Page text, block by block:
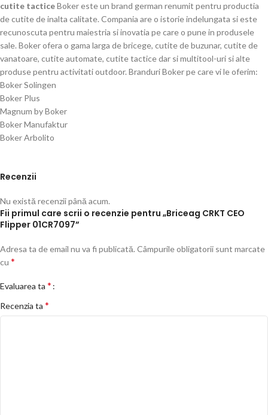
cutite tacticeBoker este un brand german renumit pentru productia
de cutite de inalta calitate. Compania are o istorie indelungata si este
recunoscuta pentru maiestria si inovatia pe care o pune in produsele
sale. Boker ofera o gama larga de bricege, cutite de buzunar, cutite de
vanatoare, cutite automate, cutite tactice dar si multitool-uri si alte
produse pentru activitati outdoor. Branduri Boker pe care vi le oferim:
Boker Solingen
Boker Plus
Magnum by Boker
Boker Manufaktur
Boker Arbolito
Recenzii
Nu există recenzii până acum.
Fii primul care scrii o recenzie pentru „Briceag CRKT CEO
Flipper 01CR7097”
Adresa ta de email nu va fi publicată. Câmpurile obligatorii sunt marcate
cu *
Evaluarea ta *
Recenzia ta *